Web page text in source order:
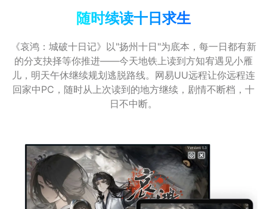
随时续读十日求生
《哀鸿：城破十日记》以"扬州十日"为底本，每一日都有新
的分支抉择等你推进——今天地铁上读到方知宥遇见小雁
儿，明天午休继续规划逃脱路线。网易UU远程让你远程连
回家中PC，随时从上次读到的地方继续，剧情不断档，十
日不中断。